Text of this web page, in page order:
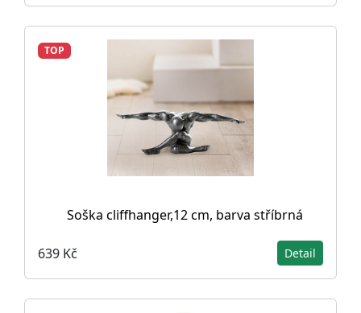
TOP
Soška cliffhanger,12 cm, barva stříbrná
639 Kč Detail